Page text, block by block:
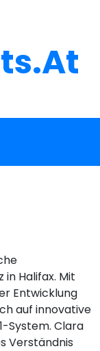
Halifax. Mit
Entwicklung
auf innovative
System. Clara
Verständnis